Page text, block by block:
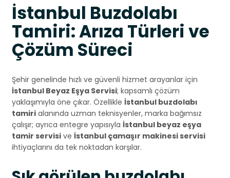
İstanbul Buzdolabı
Tamiri: Arıza Türleri ve
Çözüm Süreci
Şehir genelinde hızlı ve güvenli hizmet arayanlar için
İstanbul Beyaz Eşya Servisi; kapsamlı çözüm
yaklaşımıyla öne çıkar. Özellikle İstanbul buzdolabı
tamiri alanında uzman teknisyenler, marka bağımsız
çalışır; ayrıca entegre yapısıyla İstanbul beyaz eşya
tamir servisi ve İstanbul çamaşır makinesi servisi
ihtiyaçlarını da tek noktadan karşılar.